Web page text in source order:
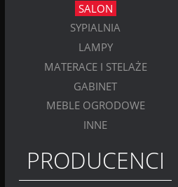
SALON
SYPIALNIA
LAMPY
MATERACE I STELAŻE
GABINET
MEBLE OGRODOWE
INNE
PRODUCENCI